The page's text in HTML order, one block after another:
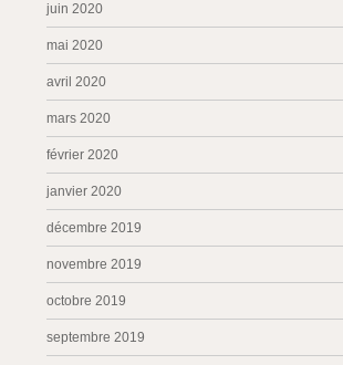
juin 2020
mai 2020
avril 2020
mars 2020
février 2020
janvier 2020
décembre 2019
novembre 2019
octobre 2019
septembre 2019